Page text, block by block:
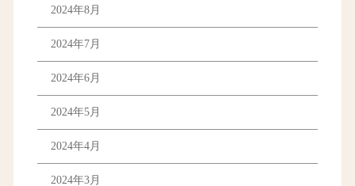
2024年8月
2024年7月
2024年6月
2024年5月
2024年4月
2024年3月